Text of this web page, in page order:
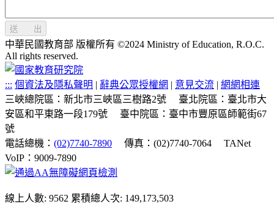
送 出
中華民國教育部 版權所有 ©2024 Ministry of Education, R.O.C.
All rights reserved.
::: 個資法及隱私聲明 | 辭典公眾授權網 | 意見交流 | 網網相連
三峽總院區：新北市三峽區三樹路2號
臺北院區：臺北市大
安區和平東路一段179號
臺中院區：臺中市豐原區師範街67
號
電話總機： (02)7740-7890 傳真：(02)7740-7064
TANet
VoIP：9009-7890
線上人數: 9562 累積總人次: 149,173,503